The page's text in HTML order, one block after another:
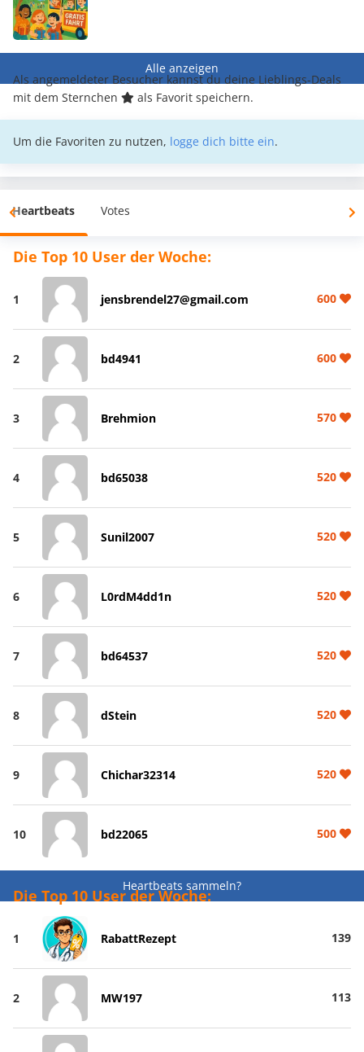
Alle anzeigen
Als angemeldeter Besucher kannst du deine Lieblings-Deals
mit dem Sternchen
als Favorit speichern.
Um die Favoriten zu nutzen, logge dich bitte ein.
Heartbeats Votes
Die Top 10 User der Woche:
1 jensbrendel27@gmail.com 600
2 bd4941 600
3 Brehmion 570
4 bd65038 520
5 Sunil2007 520
6 L0rdM4dd1n 520
7 bd64537 520
8 dStein 520
9 Chichar32314 520
10 bd22065 500
Heartbeats sammeln?
Die Top 10 User der Woche:
1 RabattRezept 139
2 MW197 113